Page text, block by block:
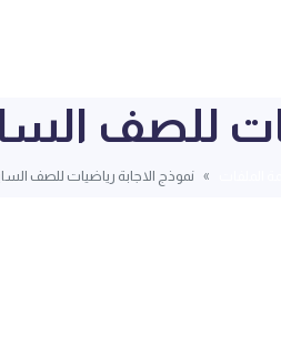
السابع
نموذج الاجابة رياضيات للصف السابع